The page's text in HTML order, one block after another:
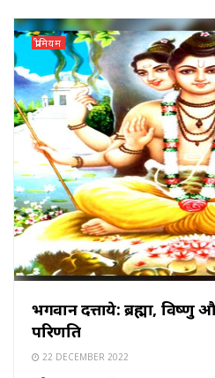
प्रीमियम
भगवान दत्तात्रेय: ब्रह्मा,
परिणति
22 DECEMBER 2022